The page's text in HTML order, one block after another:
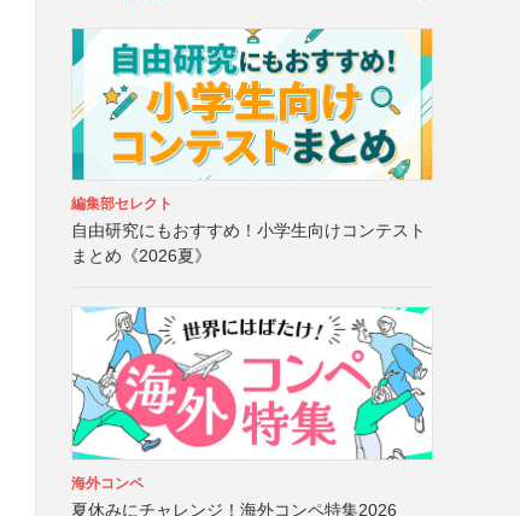
編集部セレクト
自由研究にもおすすめ！小学生向けコンテスト
まとめ《2026夏》
海外コンペ
夏休みにチャレンジ！海外コンペ特集2026